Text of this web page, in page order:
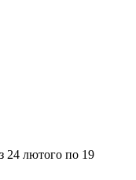
24 лютого по 19